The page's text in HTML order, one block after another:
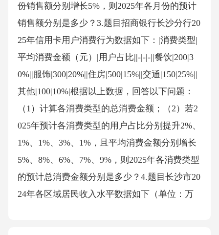
份销售额分别增长5%，则2025年各月份的预计
销售额分别是多少？3.题目招商银行长沙分行20
25年信用卡用户消费行为数据如下：|消费类型|
平均消费金额（元）|用户占比||-|-|-||餐饮|200|3
0%||服饰|300|20%||住房|500|15%||交通|150|25%||
其他|100|10%|根据以上数据，回答以下问题：
（1）计算各消费类型的总消费金额；（2）若2
025年预计各消费类型的用户占比分别提升2%、
1%、1%、3%、1%，且平均消费金额分别增长
5%、8%、6%、7%、9%，则2025年各消费类型
的预计总消费金额分别是多少？4.题目长沙市20
24年各区域居民收入水平数据如下（单位：万